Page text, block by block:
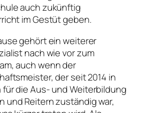
auch zukünftig
im Gestüt geben.
gehört ein weiterer
nach wie vor zum
auch wenn der
der seit 2014 in
die Aus- und Weiterbildung
und Reitern zuständig war,